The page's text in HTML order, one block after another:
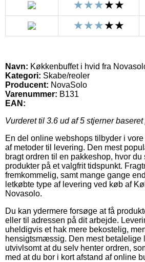
Navn: Køkkenbuffet i hvid fra
Kategori: Skabe/reoler
Producent: NovaSolo
Varenummer: B131
EAN:
Vurderet til 3.6 ud af 5 stjerner baseret
En del online webshops tilbyder i
af metoder til levering. Den mest
bragt ordren til en pakkeshop, hvor
produkter på et valgfrit tidspunkt.
fremkommelig, samt mange gange
letkøbte type af levering ved køb af
Novasolo.
Du kan ydermere forsøge at få
eller til adressen på dit arbejde.
uheldigvis et hak mere bekostelig,
hensigtsmæssig. Den mest betalelige
utvivlsomt at du selv henter ordren,
med at du bor i kort afstand af online